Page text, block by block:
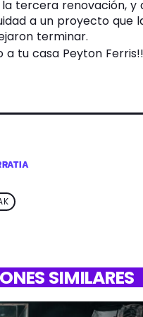
tercera renovación,
a un proyecto que
terminar.
a tu casa Peyton Ferris!!
SIMILARES